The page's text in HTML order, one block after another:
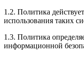
1.2. Политика
использования таких
1.3. Политика
информационной